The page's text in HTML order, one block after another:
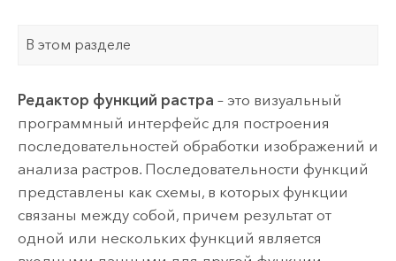
В этом разделе
Редактор функций растра – это визуальный
программный интерфейс для построения
последовательностей обработки изображений и
анализа растров. Последовательности функций
представлены как схемы, в которых функции
связаны между собой, причем результат от
одной или нескольких функций является